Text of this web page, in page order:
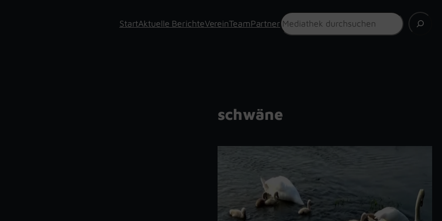
StartAktuelle BerichteVereinTeamPartner
Suchen
schwäne